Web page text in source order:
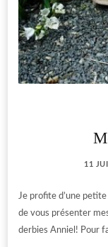
11
Je profite d’une
de vous présenter
derbies Anniel! Pour